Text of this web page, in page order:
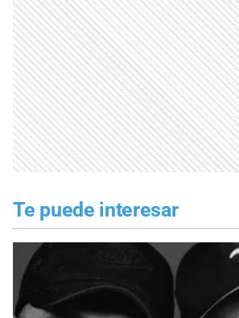
Te puede interesar